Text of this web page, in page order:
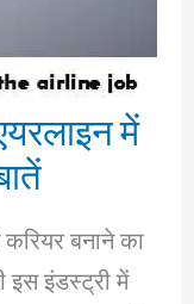
में
बनाने का
इंडस्ट्री में